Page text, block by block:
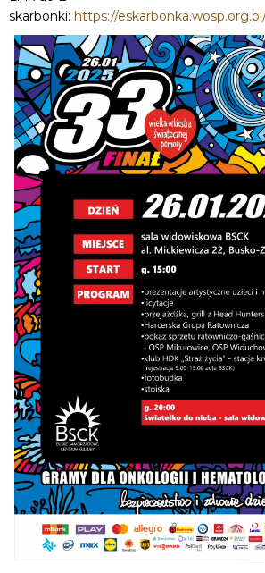
skarbonki: https://